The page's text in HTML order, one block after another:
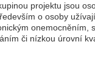
projektu jsou
o osoby
onemocněním,
či nízkou úrovní